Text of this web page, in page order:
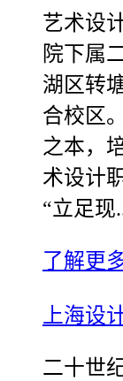
艺术设
院下属
湖区转
合校区
之本，
术设计
“立足现
了解更
上海设
二十世